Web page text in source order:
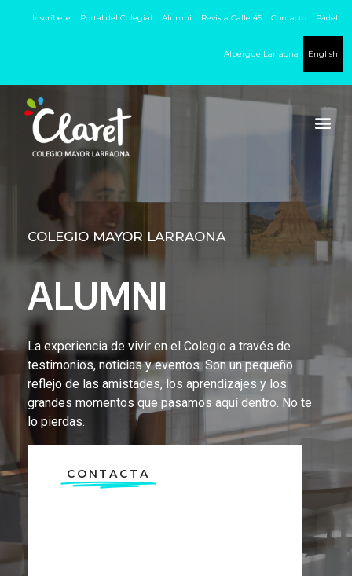
Inscríbete Portal del Colegial Alumni Revista Calle 45 Contacto Pádel
Albergue Larraona English
COLEGIO MAYOR LARRAONA
ALUMNI
La experiencia de vivir en el Colegio a través de
testimonios, noticias y eventos. Son un pequeño
reflejo de las amistades, los aprendizajes y los
grandes momentos que pasamos aquí dentro. No te
lo pierdas.
CONTACTA